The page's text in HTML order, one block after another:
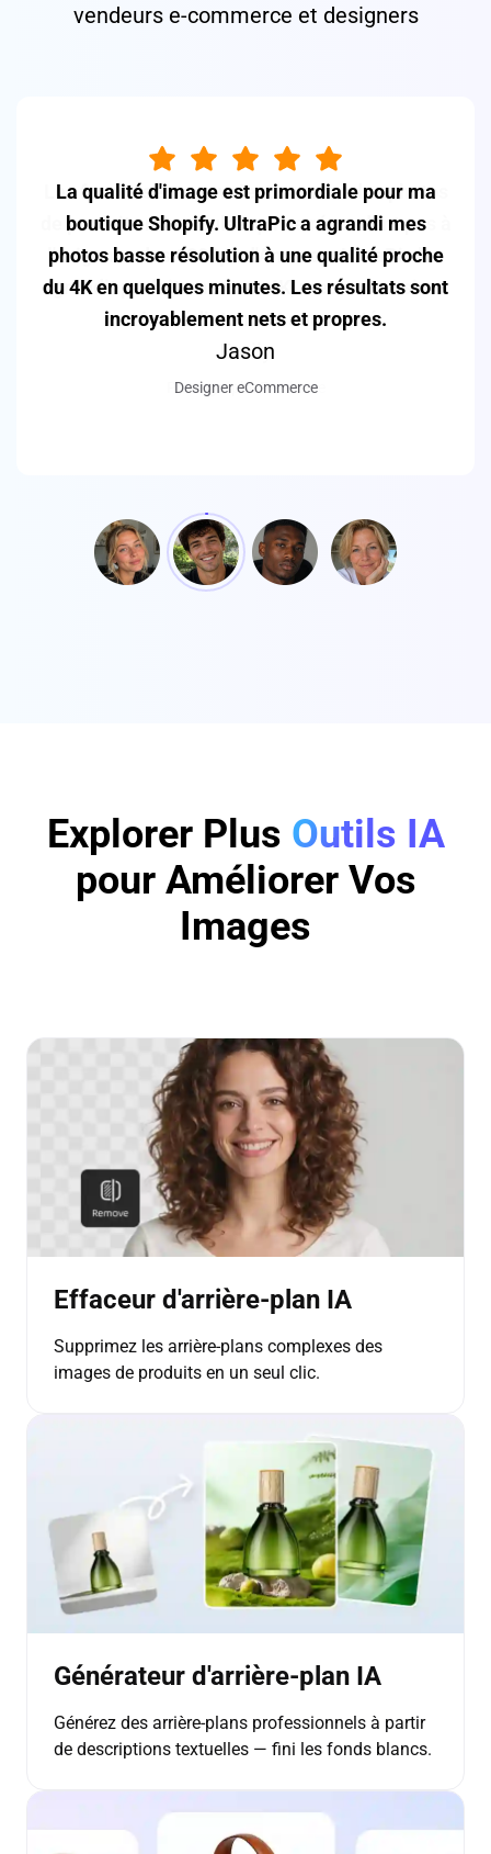
vendeurs e-commerce et designers
Les fournisseurs envoient souvent des photos
de produits minuscules qui ne répondent pas à
l'exigence des 1000px d'Amazon. UltraPic les
agrandit parfaitement en 4K, mes conversions
ont immédiatement augmenté.
Emily
Photographe Freelance
Explorer Plus Outils IA
pour Améliorer Vos
Images
Effaceur d'arrière-plan IA
Supprimez les arrière-plans complexes des
images de produits en un seul clic.
Générateur d'arrière-plan IA
Générez des arrière-plans professionnels à partir
de descriptions textuelles — fini les fonds blancs.